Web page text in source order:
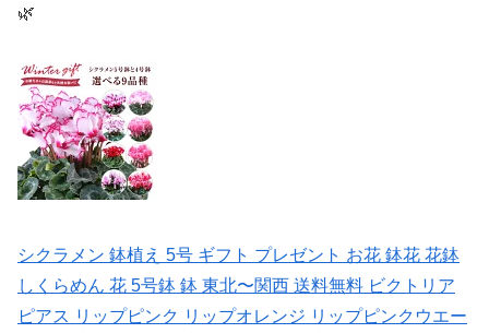
🌿
シクラメン 鉢植え 5号 ギフト プレゼント お花 鉢花 花鉢
しくらめん 花 5号鉢 鉢 東北〜関西 送料無料 ビクトリア
ピアス リップピンク リップオレンジ リップピンクウエー